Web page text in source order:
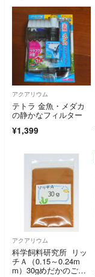
アクアリウム
テトラ 金魚・メダカ
の静かなフィルター
¥1,399
アクアリウム
科学飼料研究所 リッ
チＡ（0.15～0.24m
m）30gめだかのごは